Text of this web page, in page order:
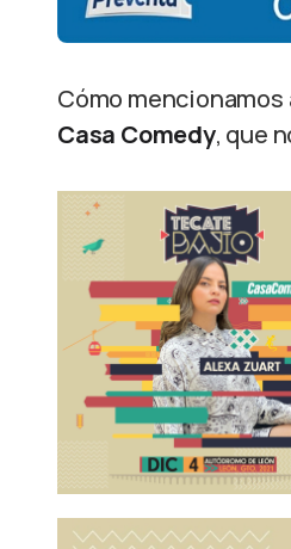
Cómo
Casa Comedy, que